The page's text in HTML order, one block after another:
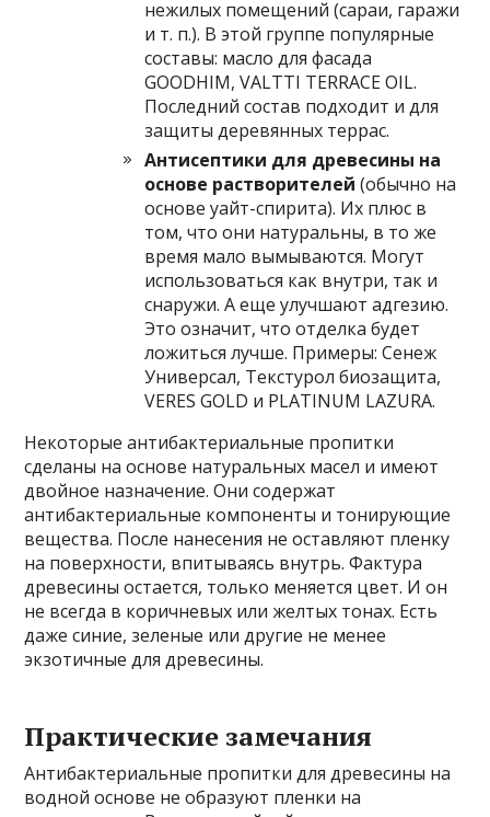
нежилых помещений (сараи, гаражи
и т. п.). В этой группе популярные
составы: масло для фасада
GOODHIM, VALTTI TERRACE OIL.
Последний состав подходит и для
защиты деревянных террас.
Антисептики для древесины на
основе растворителей(обычно на
основе уайт-спирита). Их плюс в
том, что они натуральны, в то же
время мало вымываются. Могут
использоваться как внутри, так и
снаружи. А еще улучшают адгезию.
Это означит, что отделка будет
ложиться лучше. Примеры: Сенеж
Универсал, Текстурол биозащита,
VERES GOLD и PLATINUM LAZURA.
Некоторые антибактериальные пропитки
сделаны на основе натуральных масел и имеют
двойное назначение. Они содержат
антибактериальные компоненты и тонирующие
вещества. После нанесения не оставляют пленку
на поверхности, впитываясь внутрь. Фактура
древесины остается, только меняется цвет. И он
не всегда в коричневых или желтых тонах. Есть
даже синие, зеленые или другие не менее
экзотичные для древесины.
Практические замечания
Антибактериальные пропитки для древесины на
водной основе не образуют пленки на